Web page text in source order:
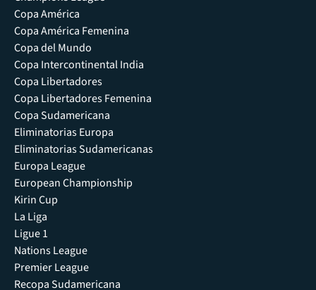
Copa América
Copa América Femenina
Copa del Mundo
Copa Intercontinental India
Copa Libertadores
Copa Libertadores Femenina
Copa Sudamericana
Eliminatorias Europa
Eliminatorias Sudamericanas
Europa League
European Championship
Kirin Cup
La Liga
Ligue 1
Nations League
Premier League
Recopa Sudamericana